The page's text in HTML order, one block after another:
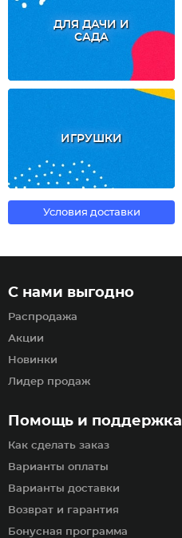
ДЛЯ ДАЧИ И
САДА
ИГРУШКИ
Условия доставки
Помощь и поддержка
Как сделать заказ
Варианты оплаты
Варианты доставки
Возврат и гарантия
Бонусная программа
С нами выгодно
Распродажа
Акции
Новинки
Лидер продаж